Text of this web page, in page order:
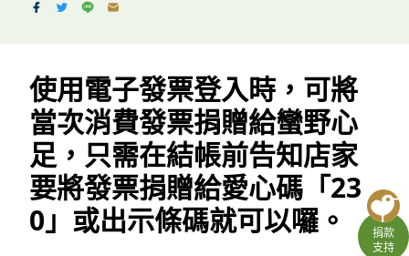
白海豚媽祖宮
English
臉書
YouTube
捐款
支持
使用電子發票登入時，可將
當次消費發票捐贈給蠻野心
足，只需在結帳前告知店家
要將發票捐贈給愛心碼「23
0」或出示條碼就可以囉。